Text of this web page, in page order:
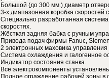
Большой (до 300 мм.) диаметр
3-х диапазонная коробка
Специально разработанная
скоростях.
Жёсткая задняя бабка с ручным
Привода подач фирмы Fanuc,
2 электронных маховика
Система охлаждения и галогенное
Индикатор состояния станка.
Все электрокомпоненты
Полное ограждение рабочей зоны в